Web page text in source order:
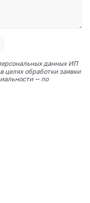
данных ИП
целях обработки заявки
— по